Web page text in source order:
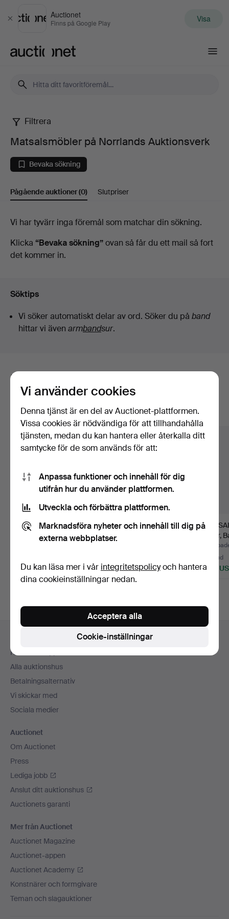
Stäng
Auctionet
Finns på Google Play Visa
Matsalsmöbler
på
Norrlands
Auktionsverk
Filtrera
Matsalsmöbler på Norrlands Auktionsverk
Bevaka sökning
Pågående auktioner(0) Slutpriser
Pågående
auktioner
Vi har tyvärr inga föremål som matchar din sökning.
Klicka “Bevaka sökning”ovan så får du ett mail så fort
det kommer in.
Söktips
Vi söker automatiskt delar av ord. Söker du på band
hittar vi även armbandsur.
Här är föremål från vårt arkiv som
matchar din sökning
Visa alla föremål
MATSALSGRUPP,
"Wilma", 2000-tal (7
201 USD
MATSALSSKÅP,
barockstil, 18-/1900-tal.
359 USD
delar,
1800/
36 bud
449
Sidfotsnavigation
Kontakta support
Alla auktionshus
Betalningsalternativ
Vi skickar med
Sociala medier
Auctionet
Om Auctionet
Press
Lediga jobb
Anslut ditt auktionshus
Auctionets garanti
Mer från Auctionet
Auctionet Magazine
Auctionet-appen
Auctionet Academy
Konstnärer och formgivare
Teman och slagauktioner
Vi använder cookies
Denna tjänst är en del av Auctionet-plattformen.
Vissa cookies är nödvändiga för att tillhandahålla
tjänsten, medan du kan hantera eller återkalla ditt
samtycke för de som används för att:
Anpassa funktioner och innehåll för dig
utifrån hur du använder plattformen.
Utveckla och förbättra plattformen.
Marknadsföra nyheter och innehåll till dig på
externa webbplatser.
Du kan läsa mer i vår integritetspolicyoch hantera
dina cookieinställningar nedan.
Cookie-inställningar
Acceptera alla